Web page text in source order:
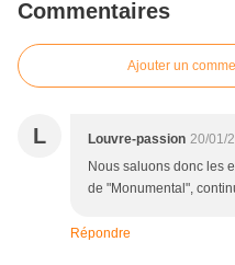
Commentaires
Ajouter un
L Louvre-passion 20/01/
Nous saluons donc les
de "Monumental",
Répondre